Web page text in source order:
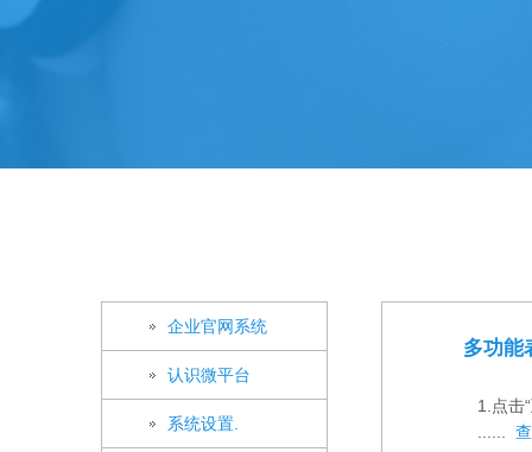
企业官网系统
认识微平台
系统设置.
多功
1.点击